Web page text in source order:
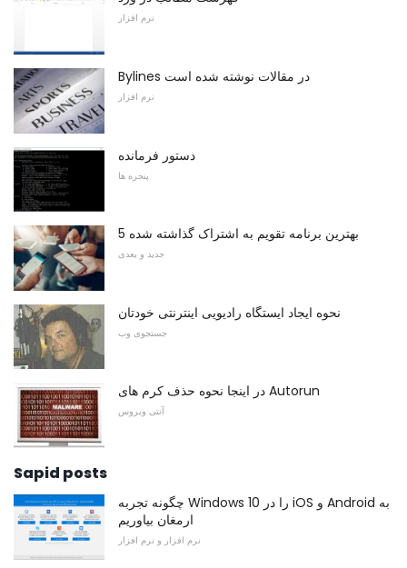
نرم افزار
Bylines در مقالات نوشته شده است
نرم افزار
دستور فرمانده
پنجره ها
5 بهترین برنامه تقویم به اشتراک گذاشته شده
جدید و بعدی
نحوه ایجاد ایستگاه رادیویی اینترنتی خودتان
جستجوی وب
در اینجا نحوه حذف کرم های Autorun
آنتی ویروس
Sapid posts
چگونه تجربه Windows 10 را در iOS و Android به
ارمغان بیاوریم
نرم افزار و نرم افزار